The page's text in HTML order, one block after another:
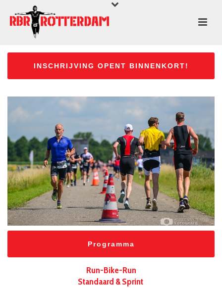
INSCHRIJVING OPENT BINNENKORT!
Programma
Run-Bike-Run
Standaard & Sprint